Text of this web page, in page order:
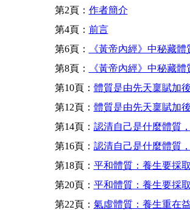
第2頁： 作者簡介
第4頁： 前言
第6頁：
《黃帝內經》中秘藏
第8頁：
《黃帝內經》中秘藏
第10頁： 體質是由先天稟賦加
第12頁： 體質是由先天稟賦加
第14頁： 認清自己是什麼體質
第16頁： 認清自己是什麼體質
第18頁： 平和體質：養生要採
第20頁： 平和體質：養生要採
第22頁： 氣虛體質：養生重在